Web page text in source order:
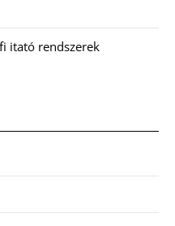
itató rendszerek